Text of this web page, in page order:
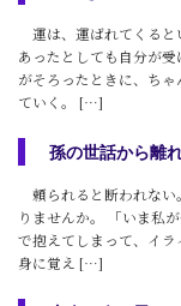
運は、運ばれてくると
あったとしても自分が受
がそろったときに、ち
ていく。 […]
孫の世話から離
頼られると断われない
りませんか。 「いま私
で抱えてしまって、イラ
身に覚え […]